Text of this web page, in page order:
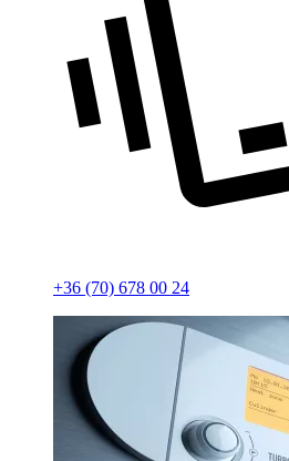
+36 (70) 678 00 24